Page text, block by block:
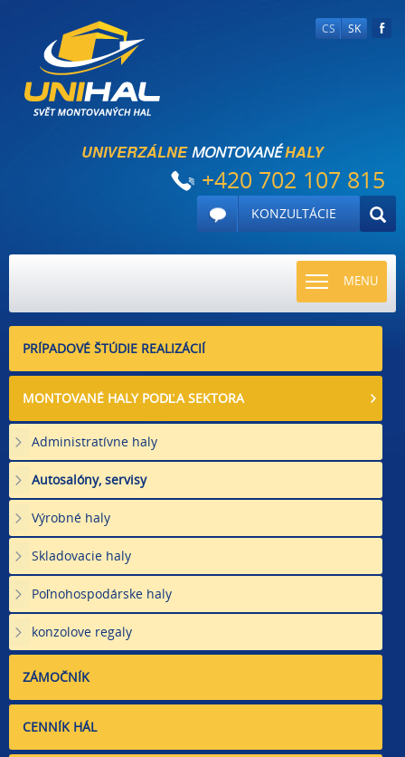
CS SK
UNIVERZÁLNEMONTOVANÉHALY
+420 702 107 815
KONZULTÁCIE
MENU
TOGGLE
PRÍPADOVÉ ŠTÚDIE REALIZÁCIÍ
MONTOVANÉ HALY PODĽA SEKTORA
Administratívne haly
Autosalóny, servisy
Výrobné haly
Skladovacie haly
Poľnohospodárske haly
konzolove regaly
ZÁMOČNÍK
CENNÍK HÁL